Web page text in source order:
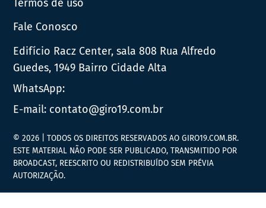
Termos de uso
Fale Conosco
Edifício Racz Center, sala 808 Rua Alfredo
Guedes, 1949 Bairro Cidade Alta
WhatsApp:
E-mail: contato@giro19.com.br
© 2026 | TODOS OS DIREITOS RESERVADOS AO GIRO19.COM.BR.
ESTE MATERIAL NÃO PODE SER PUBLICADO, TRANSMITIDO POR
BROADCAST, REESCRITO OU REDISTRIBUÍDO SEM PRÉVIA
AUTORIZAÇÃO.